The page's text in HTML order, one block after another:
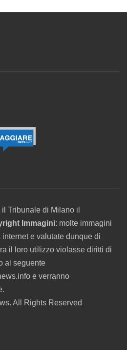
Tribunale di Milano il
Immagini: molte immagini
e valutate dunque di
il loro utilizzo violasse diritti di
al seguente
e verranno
All Rights Reserved